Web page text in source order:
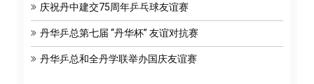
庆祝丹中建交75周年乒乓球友谊赛
丹华乒总第七届 “丹华杯” 友谊对抗赛
丹华乒总和全丹学联举办国庆友谊赛